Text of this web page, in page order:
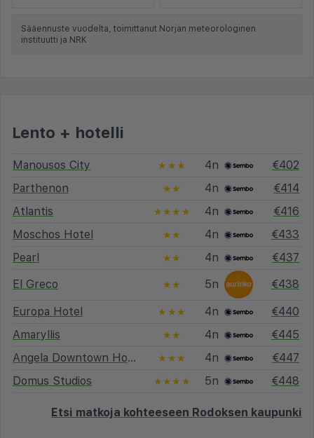
Sääennuste vuodelta, toimittanut Norjan meteorologinen
instituutti ja NRK
Lento + hotelli
Manousos City ★★★ 4n
€402
Parthenon
★★ 4n
€414
Atlantis
★★★★ 4n
€416
Moschos Hotel
★★ 4n
€433
Pearl
★★ 4n
€437
El Greco
★★ 5n €438
Europa Hotel ★★★ 4n
€440
Amaryllis
★★ 4n
€445
Angela Downtown Hotel
★★★ 4n
€447
Domus Studios
★★★★ 5n €448
Etsi matkoja kohteeseen Rodoksen kaupunki